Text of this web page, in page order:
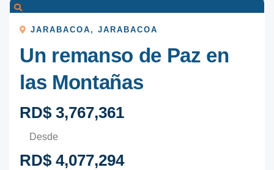
JARABACOA ,JARABACOA
Un remanso de Paz en
las Montañas
RD$ 3,767,361
Desde
RD$ 4,077,294